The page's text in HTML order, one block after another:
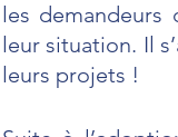
les demandeurs
leur situation. Il
leurs projets !